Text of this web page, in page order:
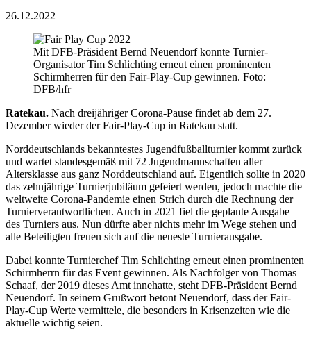
26.12.2022
Mit DFB-Präsident Bernd Neuendorf konnte Turnier-
Organisator Tim Schlichting erneut einen prominenten
Schirmherren für den Fair-Play-Cup gewinnen. Foto:
DFB/hfr
Ratekau. Nach dreijähriger Corona-Pause findet ab dem 27.
Dezember wieder der Fair-Play-Cup in Ratekau statt.
Norddeutschlands bekanntestes Jugendfußballturnier kommt zurück
und wartet standesgemäß mit 72 Jugendmannschaften aller
Altersklasse aus ganz Norddeutschland auf. Eigentlich sollte in 2020
das zehnjährige Turnierjubiläum gefeiert werden, jedoch machte die
weltweite Corona-Pandemie einen Strich durch die Rechnung der
Turnierverantwortlichen. Auch in 2021 fiel die geplante Ausgabe
des Turniers aus. Nun dürfte aber nichts mehr im Wege stehen und
alle Beteiligten freuen sich auf die neueste Turnierausgabe.
Dabei konnte Turnierchef Tim Schlichting erneut einen prominenten
Schirmherrn für das Event gewinnen. Als Nachfolger von Thomas
Schaaf, der 2019 dieses Amt innehatte, steht DFB-Präsident Bernd
Neuendorf. In seinem Grußwort betont Neuendorf, dass der Fair-
Play-Cup Werte vermittele, die besonders in Krisenzeiten wie die
aktuelle wichtig seien.